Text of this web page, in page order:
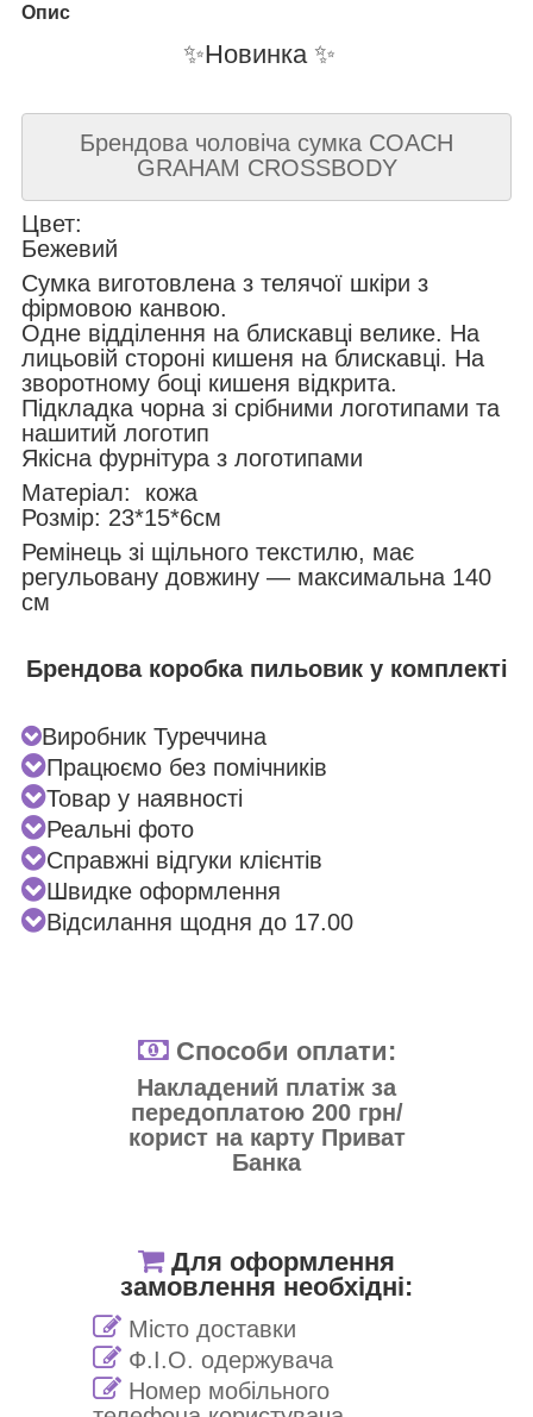
Опис
✨Новинка ✨
Брендова чоловіча сумка COACH
GRAHAM CROSSBODY
Цвет:
Бежевий
Сумка виготовлена з телячої шкіри з
фірмовою канвою.
Одне відділення на блискавці велике. На
лицьовій стороні кишеня на блискавці. На
зворотному боці кишеня відкрита.
Підкладка чорна зі срібними логотипами та
нашитий логотип
Якісна фурнітура з логотипами
Матеріал: кожа
Розмір: 23*15*6см
Ремінець зі щільного текстилю, має
регульовану довжину — максимальна 140
см
Брендова коробка пильовик у комплекті
Виробник Туреччина
Працюємо без помічників
Товар у наявності
Реальні фото
Справжні відгуки клієнтів
Швидке оформлення
Відсилання щодня до 17.00
Способи оплати:
Накладений платіж за
передоплатою 200 грн/
корист на карту Приват
Банка
Для оформлення
замовлення необхідні:
Місто доставки
Ф.І.О. одержувача
Номер мобільного